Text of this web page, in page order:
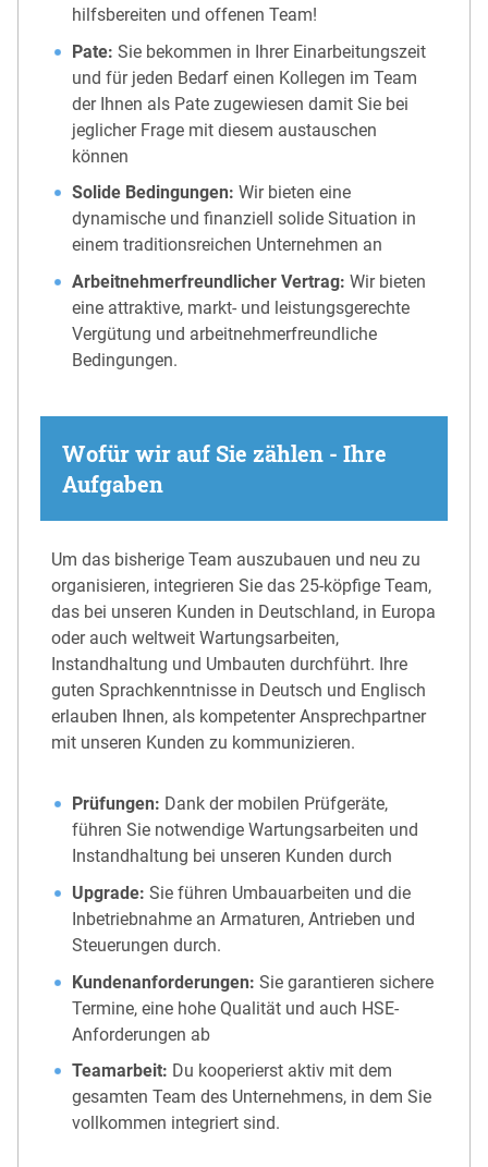
hilfsbereiten und offenen Team!
Pate: Sie bekommen in Ihrer Einarbeitungszeit
und für jeden Bedarf einen Kollegen im Team
der Ihnen als Pate zugewiesen damit Sie bei
jeglicher Frage mit diesem austauschen
können
Solide Bedingungen: Wir bieten eine
dynamische und finanziell solide Situation in
einem traditionsreichen Unternehmen an
Arbeitnehmerfreundlicher Vertrag: Wir bieten
eine attraktive, markt- und leistungsgerechte
Vergütung und arbeitnehmerfreundliche
Bedingungen.
Wofür wir auf Sie zählen - Ihre
Aufgaben
Um das bisherige Team auszubauen und neu zu
organisieren, integrieren Sie das 25-köpfige Team,
das bei unseren Kunden in Deutschland, in Europa
oder auch weltweit Wartungsarbeiten,
Instandhaltung und Umbauten durchführt. Ihre
guten Sprachkenntnisse in Deutsch und Englisch
erlauben Ihnen, als kompetenter Ansprechpartner
mit unseren Kunden zu kommunizieren.
Prüfungen: Dank der mobilen Prüfgeräte,
führen Sie notwendige Wartungsarbeiten und
Instandhaltung bei unseren Kunden durch
Upgrade: Sie führen Umbauarbeiten und die
Inbetriebnahme an Armaturen, Antrieben und
Steuerungen durch.
Kundenanforderungen: Sie garantieren sichere
Termine, eine hohe Qualität und auch HSE-
Anforderungen ab
Teamarbeit: Du kooperierst aktiv mit dem
gesamten Team des Unternehmens, in dem Sie
vollkommen integriert sind.